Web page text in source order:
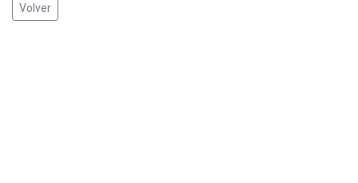
Volver